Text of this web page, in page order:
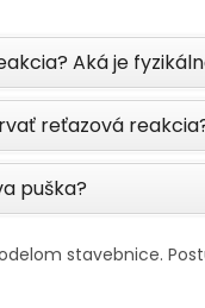
Aká je
reťazová
puška?
stavebnice.